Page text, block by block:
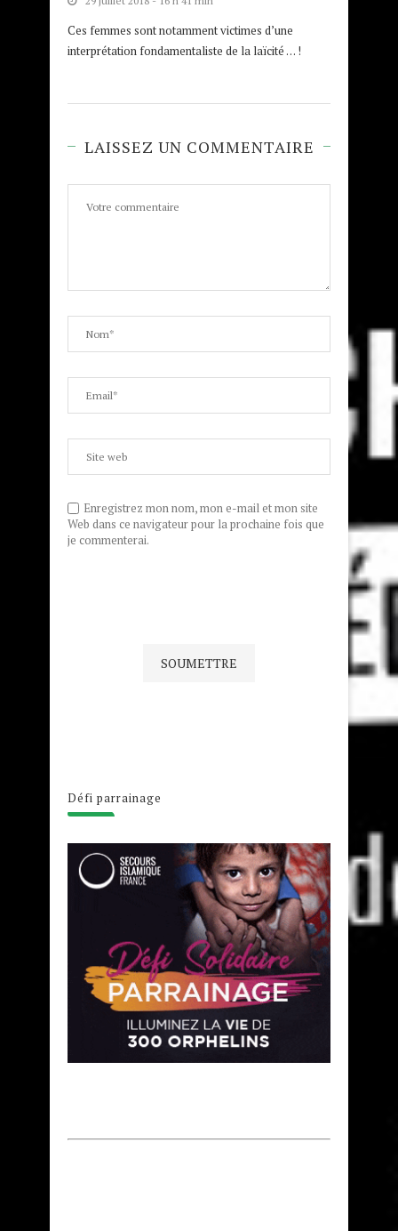
Ces femmes sont notamment victimes d’une
interprétation fondamentaliste de la laïcité … !
LAISSEZ UN COMMENTAIRE
Enregistrez mon nom, mon e-mail et mon site
Web dans ce navigateur pour la prochaine fois que
je commenterai.
Défi parrainage